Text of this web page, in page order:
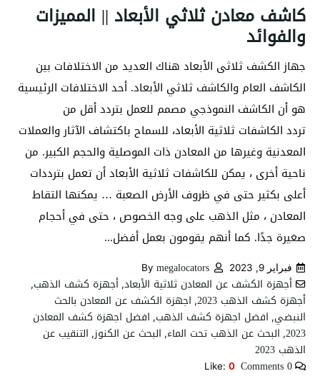
كاشف معادن ثلاثي الأبعاد || المميزات
والفوائد
جهاز الكشف ثلاثى الأبعاد هناك العديد من الاختلافات بين
الكاشف العام والكاشف ثلاثي الأبعاد. أحد الاختلافات الرئيسية
هو أن الكاشف النموذجي مصمم للعمل بتردد أقل من
تردد الكاشفات ثلاثية الأبعاد، للسماح باكتشاف الآثار والعملات
المعدنية وغيرها من المعادن ذات الموصلية والحجم الكبير. من
ناحية أخرى ، يمكن للكاشفات ثلاثية الأبعاد أن تعمل بترددات
أعلى بكثير حتى في ظروف الأرض الصعبة … يمكنها التقاط
المعادن ، مثل الذهب على وجه الخصوص ، حتى في أحجام
صغيرة جدًا. كما أنهم يقومون بعمل أفضل...
فبراير 9, 2023 By megalocators
أجهزة الكشف عن المعادن ثلاثية الأبعاد, أجهزة كشف الذهب,
أجهزة كشف الذهب 2023 , اجهزة الكشف عن المعادن بالحث
النبضي, افضل اجهزة كشف الذهب, افضل اجهزة كشف المعادن
2023
, البحث عن الذهب تحت الماء, البحث عن الكنوز, التنقيب عن
الذهب 2023
0 Comments
Like: 0